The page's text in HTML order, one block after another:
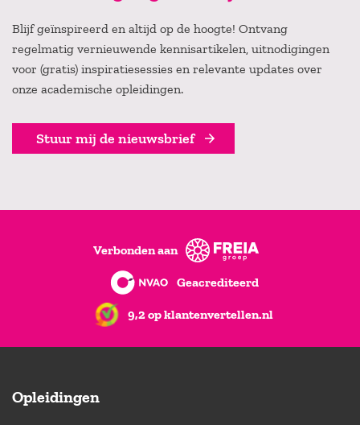
Blijf geïnspireerd en altijd op de hoogte! Ontvang
regelmatig vernieuwende kennisartikelen, uitnodigingen
voor (gratis) inspiratiesessies en relevante updates over
onze academische opleidingen.
Stuur mij de nieuwsbrief
Verbonden aan
Geacrediteerd
9,2 op klantenvertellen.nl
Opleidingen